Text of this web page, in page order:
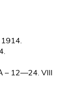
– 12—24. VIII